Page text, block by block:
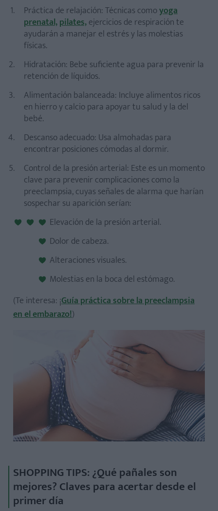
Práctica de relajación: Técnicas comoyoga
prenatal,pilates,ejercicios de respiración te
ayudarán a manejar el estrés y las molestias
físicas.
Hidratación: Bebe suficiente agua para prevenir la
retención de líquidos.
Alimentación balanceada: Incluye alimentos ricos
en hierro y calcio para apoyar tu salud y la del
bebé.
Descanso adecuado: Usa almohadas para
encontrar posiciones cómodas al dormir.
Control de la presión arterial: Este es un momento
clave para prevenir complicaciones como la
preeclampsia, cuyas señales de alarma que harían
sospechar su aparición serían:
Elevación de la presión arterial.
Dolor de cabeza.
Alteraciones visuales.
Molestias en la boca del estómago.
(Te interesa: ¡Guía práctica sobre la preeclampsia
en el embarazo!)
SHOPPING TIPS: ¿Qué pañales son
mejores? Claves para acertar desde el
primer día